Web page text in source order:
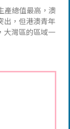
產總值最高，澳
出，但港澳青年
大灣區的區域一